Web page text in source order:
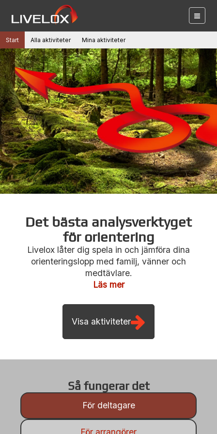
Start Alla aktiviteter Mina aktiviteter
Det bästa analysverktyget
för orientering
Livelox låter dig spela in och jämföra dina
orienteringslopp med familj, vänner och
medtävlare.
Läs mer
Visa aktiviteter
Så fungerar det
För deltagare
För arrangörer